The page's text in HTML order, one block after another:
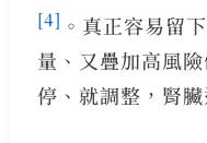
[4] 。真正容易留
量、又疊加高風
停、就調整，腎